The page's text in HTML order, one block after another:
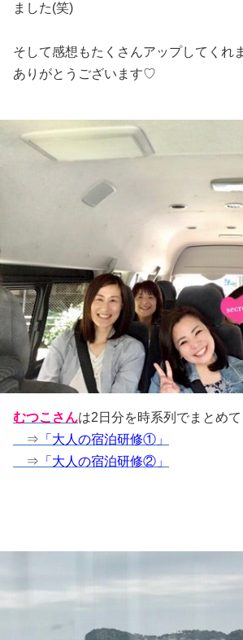
ました(笑)
そして感想もたくさんアップしてくれ
ありがとうございます♡
むつこさんは2日分を時系列でまとめて
⇒ 「大人の宿泊研修①」
⇒ 「大人の宿泊研修②」